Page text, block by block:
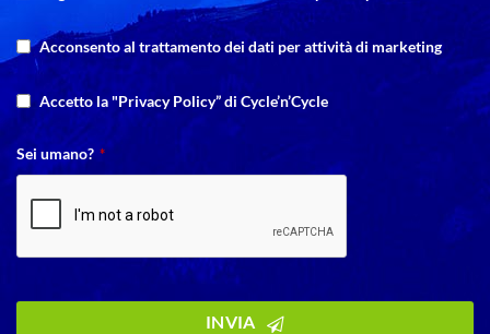
Acconsento al trattamento dei dati per attività di marketing
Accetto la "Privacy Policy” di Cycle’n’Cycle
Sei umano? *
INVIA